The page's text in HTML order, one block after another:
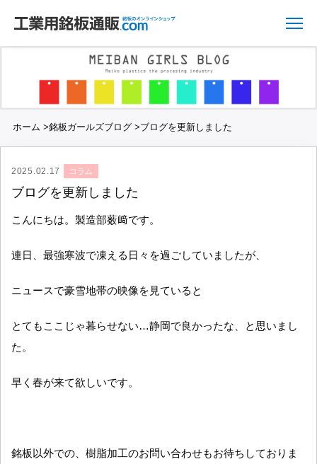
ホーム >銘板ガールズブログ>ブログを更新しました
2025.02.17 コラム
ブログを更新しました
こんにちは。製造部薮﨑です。
連日、最強寒波で凍える日々を過ごしていましたが、
ニュースで豪雪地帯の映像を見ていると
とてもここじゃ暮らせない…静岡で良かったな、と思いまし
た。
早く春が来て欲しいです。
銘板以外での、樹脂加工のお問い合わせもお待ちしておりま